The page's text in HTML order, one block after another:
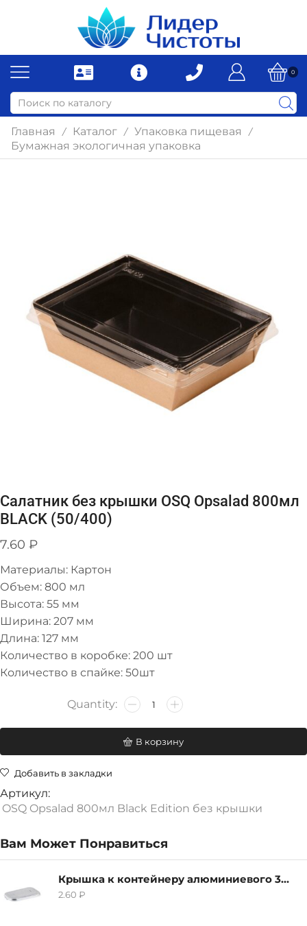
0
Главная / Каталог / Упаковка пищевая /
Бумажная экологичная упаковка
Салатник без крышки OSQ Opsalad 800мл
BLACK (50/400)
7.60 ₽
Материалы: Картон
Объем: 800 мл
Высота: 55 мм
Ширина: 207 мм
Длина: 127 мм
Количество в коробке: 200 шт
Количество в спайке: 50шт
В корзину
Добавить в закладки
Артикул:
OSQ Opsalad 800мл Black Edition без крышки
Вам Может Понравиться
Крышка к контейнеру алюминиевого 380мл
2.60 ₽